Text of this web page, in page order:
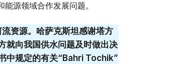
源领域合作发展问题。
资源。哈萨克斯坦感谢塔方
就向我国供水问题及时做出决
中规定的有关“Bahri Tochik”